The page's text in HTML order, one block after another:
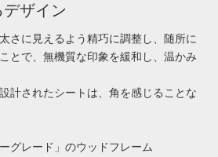
ザイン
さに見えるよう精巧に調整し、随所に
とで、無機質な印象を緩和し、温かみ
計されたシートは、角を感じることな
グレード」のウッドフレーム